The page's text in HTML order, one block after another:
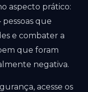
aspecto prático:
que
e combater a
que foram
negativa.
acesse os